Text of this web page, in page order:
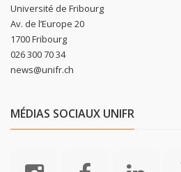
Université de Fribourg
Av. de l’Europe 20
1700 Fribourg
026 300 70 34
news@unifr.ch
MÉDIAS SOCIAUX UNIFR